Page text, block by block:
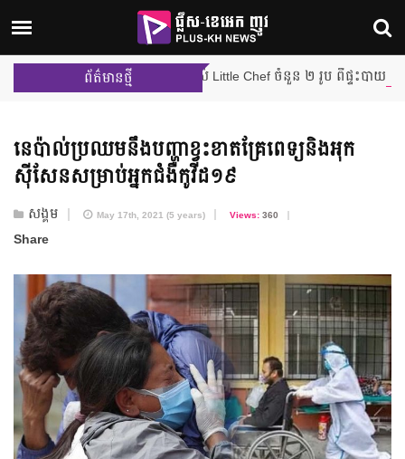
ព័ត៌មានថ្មី
ះលើកដំបូង បញ្ចប់ដំណើររបស់ Little Chef ចំនួន ២ រូប ពីផ្ទះបាយ Junior
នេប៉ាល់ប្រឈមនឹងបញ្ហាខ្វះខាតគ្រែពេទ្យនិងអុក
ស៊ីសែនសម្រាប់អ្នកជំងឺកូវីដ១៩
សង្គម May 17th, 2021 (5 years) Views:360
Share